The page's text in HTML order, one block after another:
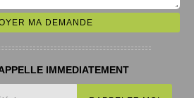
IMMEDIATEMENT